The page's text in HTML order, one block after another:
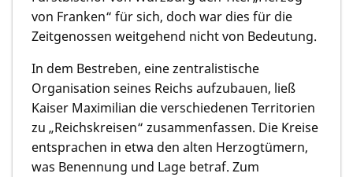
von Franken“ für sich, doch war dies für die
Zeitgenossen weitgehend nicht von Bedeutung.
In dem Bestreben, eine zentralistische
Organisation seines Reichs aufzubauen, ließ
Kaiser Maximilian die verschiedenen Territorien
zu „Reichskreisen“ zusammenfassen. Die Kreise
entsprachen in etwa den alten Herzogtümern,
was Benennung und Lage betraf. Zum